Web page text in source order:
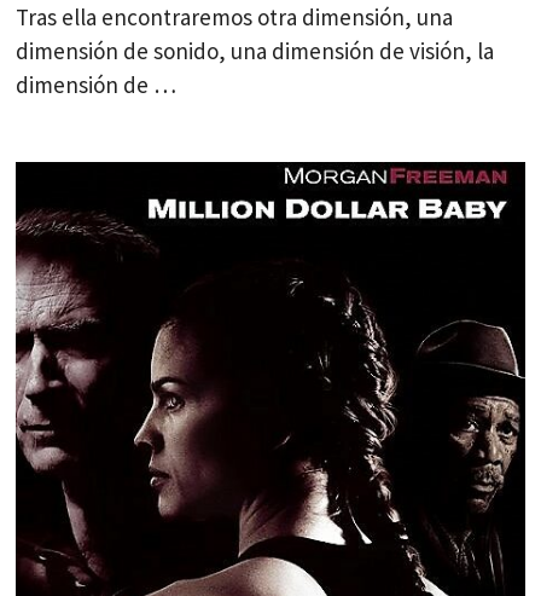
Tras ella encontraremos otra dimensión, una
dimensión de sonido, una dimensión de visión, la
dimensión de …